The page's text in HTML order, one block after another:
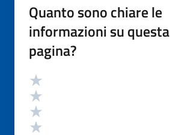
Quanto sono chiare le
informazioni su questa
pagina?
Valutazione